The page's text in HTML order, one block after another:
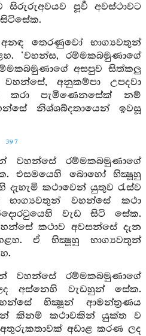
පූර්‍ව අවස්ථාවට
තෙරණුවෝ භාග්‍යවතුන්
‘වහන්ස, රම්මකබමුණාගේ
අසපුව සිත්කලු
අනුකම්පා උපදවා
කරා පැමිණෙනසේක් නම්
නිශ්ශබ්දතායෙන් ඉවසූ
397
වහන්සේ රම්මකබමුණාගේ
එසමයෙහි බොහෝ භික්‍ෂූහු
කථාවෙන් යුතුව රැස්ව
වහන්සේ කථා
වැඩ සිටි සේක.
කථාව අවසන්සේ දැන
ඒ භික්‍ෂූහු භාග්‍යවතුන්
වහන්සේ රම්මකබමුණාගේ
අස්නෙහි වැඩහුන් සේක.
භික්‍ෂූන් ආමන්ත්‍රණය
කිනම් කථාවකින් යුක්ත ව
අඩාළ කරණ ලද